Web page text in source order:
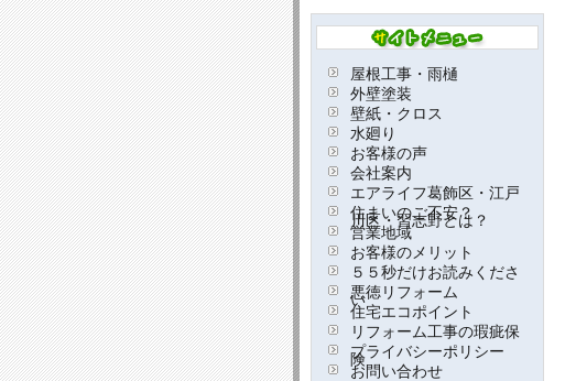
屋根工事・雨樋
外壁塗装
壁紙・クロス
水廻り
お客様の声
会社案内
エアライフ葛飾区・江戸
川区・習志野とは？
住まいのご不安？
営業地域
お客様のメリット
５５秒だけお読みくださ
い
悪徳リフォーム
住宅エコポイント
リフォーム工事の瑕疵保
険
プライバシーポリシー
お問い合わせ